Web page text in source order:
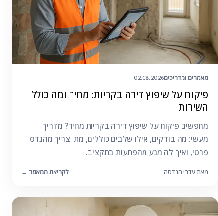
מאמרים ומדריכים02.08.2026
פיקוח על שיפוץ דירה בקריות: מחיר ומה כולל
השירות
מחפשים פיקוח על שיפוץ דירה בקריות מחיר? מדריך
מעשי: מה בודקים, אילו שלבים כוללים, מתי צריך מהנדס
פרטי, ואיך להימנע מהפתעות בתקציב.
מאת עדרי הנדסה לקריאת המאמר ←